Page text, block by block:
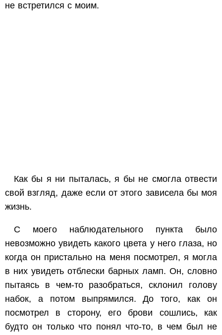
не встретился с моим.
Как бы я ни пыталась, я бы не смогла отвести
свой взгляд, даже если от этого зависела бы моя
жизнь.
С моего наблюдательного пункта было
невозможно увидеть какого цвета у него глаза, но
когда он пристально на меня посмотрел, я могла
в них увидеть отблески барных ламп. Он, словно
пытаясь в чем-то разобраться, склонил голову
набок, a потом выпрямился. До того, как он
посмотрел в сторону, его брови сошлись, как
будто он только что понял что-то, в чем был не